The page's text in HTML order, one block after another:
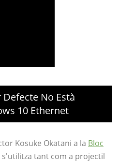
Defecte No Està
10 Ethernet
Kosuke Okatani a la Bloc
s'utilitza tant com a projectil